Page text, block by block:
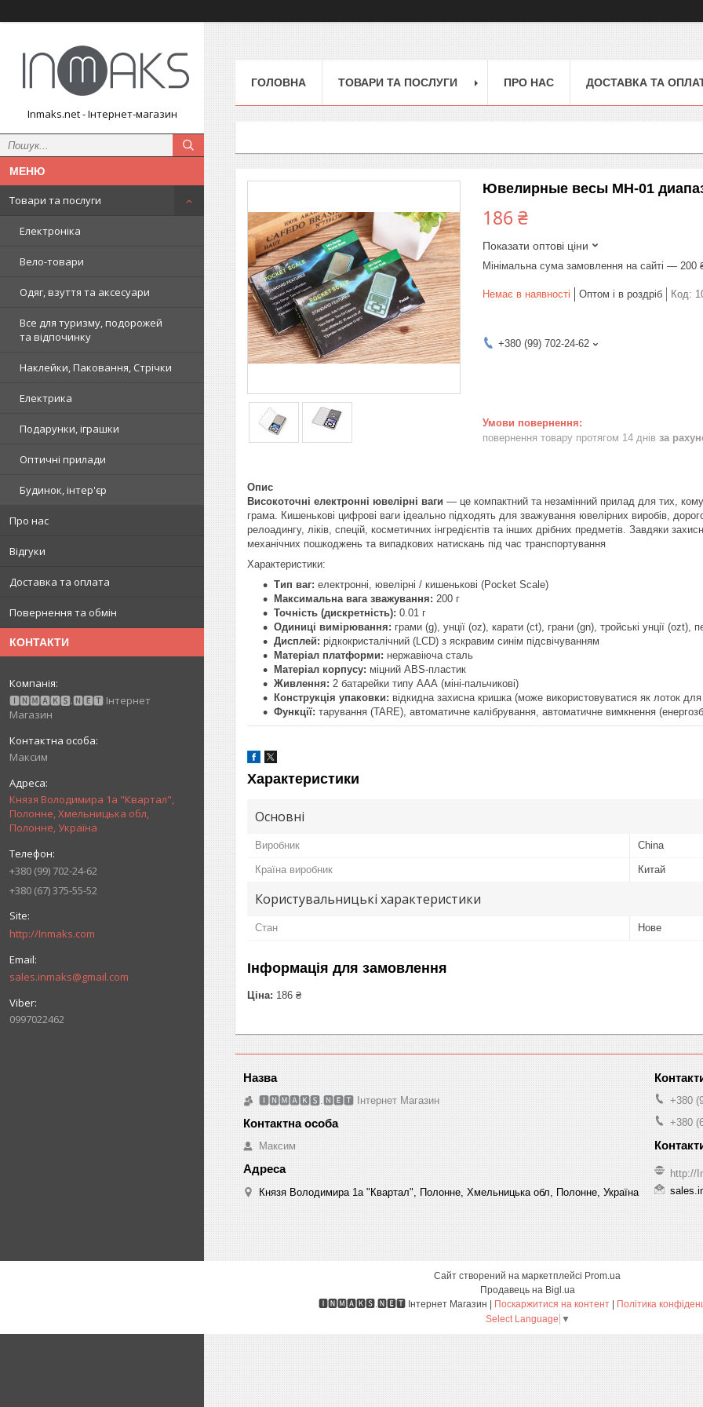
Inmaks.net - Інтернет-магазин
Товари та послуги
Електроніка
Вело-товари
Одяг, взуття та аксесуари
Все для туризму, подорожей
та відпочинку
Наклейки, Паковання, Стрічки
Електрика
Подарунки, іграшки
Оптичні прилади
Будинок, інтер'єр
Про нас
Відгуки
Доставка та оплата
Повернення та обмін
КОНТАКТИ
🅸🅽🅼🅰🅺🆂.🅽🅴🆃 Інтернет
Магазин
Максим
Князя Володимира 1а "Квартал",
Полонне, Хмельницька обл,
Полонне, Україна
+380 (99) 702-24-62
+380 (67) 375-55-52
http://Inmaks.com
sales.inmaks@gmail.com
0997022462
ГОЛОВНА ТОВАРИ ТА ПОСЛУГИ ПРО НАС ДОСТАВКА ТА
Ювелирные весы MH-01
186 ₴
Показати оптові ціни
Мінімальна сума замовлення на сайті — 200
Немає в наявності Оптом і в роздріб Код:
+380 (99) 702-24-62
повернення товару протягом 14 днів за
Опис
Високоточні електронні ювелірні ваги — це компактний та незамінний прилад для тих,
грама. Кишенькові цифрові ваги ідеально підходять для зважування ювелірних виробів,
релоадингу, ліків, спецій, косметичних інгредієнтів та інших дрібних предметів. Завдяки
механічних пошкоджень та випадкових натискань під час транспортування
Характеристики:
Тип ваг: електронні, ювелірні / кишенькові (Pocket Scale)
Максимальна вага зважування: 200 г
Точність (дискретність): 0.01 г
Одиниці вимірювання: грами (g), унції (oz), карати (ct), грани (gn), тройські унції (ozt),
Дисплей: рідкокристалічний (LCD) з яскравим синім підсвічуванням
Матеріал платформи: нержавіюча сталь
Матеріал корпусу: міцний ABS-пластик
Живлення: 2 батарейки типу ААА (міні-пальчикові)
Конструкція упаковки: відкидна захисна кришка (може використовуватися як лоток
Функції: тарування (TARE), автоматичне калібрування, автоматичне вимкнення
Характеристики
Основні
Виробник China
Країна виробник Китай
Користувальницькі характеристики
Стан Нове
Інформація для замовлення
Ціна: 186 ₴
🅸🅽🅼🅰🅺🆂.🅽🅴🆃 Інтернет Магазин
Максим
Князя Володимира 1а "Квартал", Полонне, Хмельницька обл, Полонне, Україна
+380
+380
http://
Сайт створений на маркетплейсі Prom.ua
Продавець на Bigl.ua
Поскаржитися на контент
Політика
Select Language ▼